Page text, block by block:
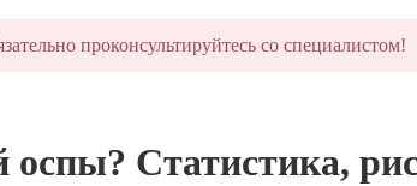
проконсультируйтесь со специалистом!
Статистика,